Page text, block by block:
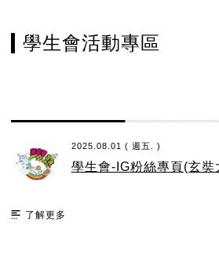
學生會活動專區
2025.08.01 ( 週五. )
學生會-IG粉絲專頁(玄奘
了解更多